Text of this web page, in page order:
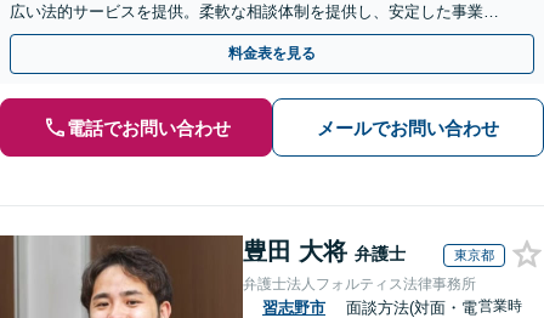
広い法的サービスを提供。柔軟な相談体制を提供し、安定した事業成
長にお力添えします【休日・夜間面談対応】
料金表を見る
電話でお問い合わせ メールでお問い合わせ
豊田 大将 弁護士 東京都
弁護士法人フォルティス法律事務所
習志野市
面談方法(対面・電営業時